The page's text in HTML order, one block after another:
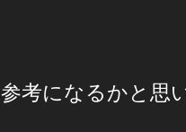
考になるかと思